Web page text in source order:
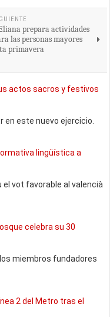
prepara actividades
las personas mayores
primavera
actos sacros y festivos
en este nuevo ejercicio.
lingüística a
el vot favorable al valencià
celebra su 30
miembros fundadores
2 del Metro tras el